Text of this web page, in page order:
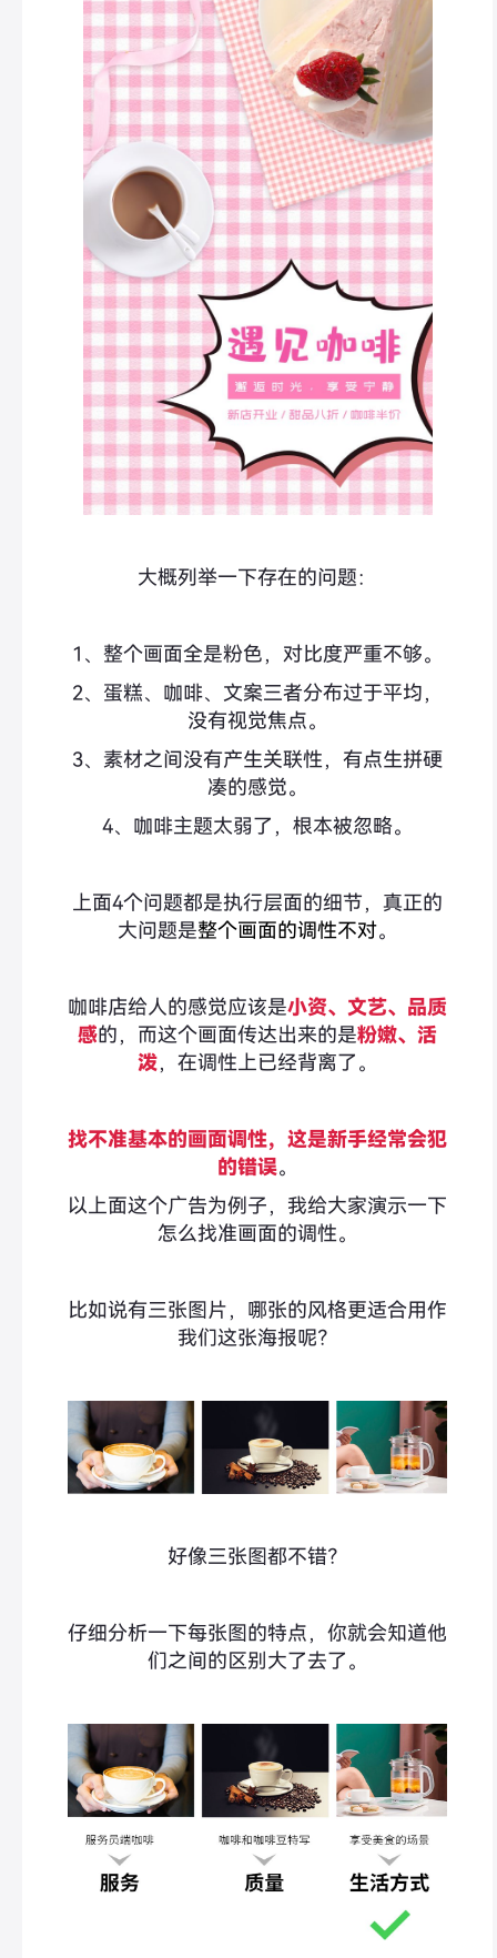
大概列举一下存在的问题：
1、整个画面全是粉色，对比度严重不够。
2、蛋糕、咖啡、文案三者分布过于平均，
没有视觉焦点。
3、素材之间没有产生关联性，有点生拼硬
凑的感觉。
4、咖啡主题太弱了，根本被忽略。
上面4个问题都是执行层面的细节，真正的
大问题是整个画面的调性不对。
咖啡店给人的感觉应该是小资、文艺、品质
感的，而这个画面传达出来的是粉嫩、活
泼，在调性上已经背离了。
找不准基本的画面调性，这是新手经常会犯
的错误。
以上面这个广告为例子，我给大家演示一下
怎么找准画面的调性。
比如说有三张图片，哪张的风格更适合用作
我们这张海报呢？
好像三张图都不错？
仔细分析一下每张图的特点，你就会知道他
们之间的区别大了去了。